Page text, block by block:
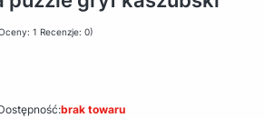
1 Recenzje: 0)
brak towaru